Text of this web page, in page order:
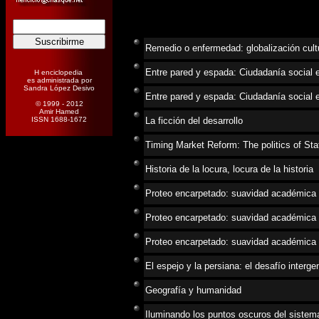
H enciclopedia
es administrada por
Sandra López Desivo
© 1999 - 2012
Amir Hamed
ISSN 1688-1672
Remedio o enfermedad: globalización
Entre pared y espada: Ciudadanía social
Entre pared y espada: Ciudadanía social
La ficción del desarrollo
Timing Market Reform: The politics of
Historia de la locura, locura de la historia
Proteo encarpetado: suavidad
Proteo encarpetado: suavidad
Proteo encarpetado: suavidad
El espejo y la persiana: el desafío
Geografía y humanidad
Iluminando los puntos oscuros del